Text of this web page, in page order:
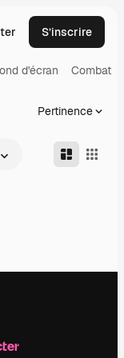
S’inscrire
d'écran Combat
Pertinence